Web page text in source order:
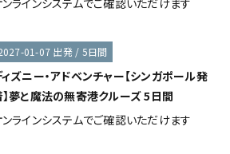
01-07 出発 / 5日間
ズニー・アドベンチャー【シンガポール発
】夢と魔法の無寄港クルーズ 5日間
ンラインシステムでご確認いただけます